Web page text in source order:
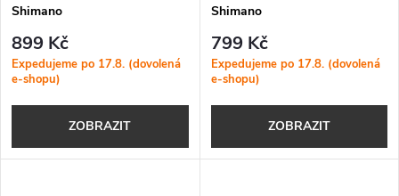
Shimano
899 Kč
Expedujeme po 17.8. (dovolená
e-shopu)
ZOBRAZIT
Shimano
799 Kč
Expedujeme po 17.8. (dovolená
e-shopu)
ZOBRAZIT